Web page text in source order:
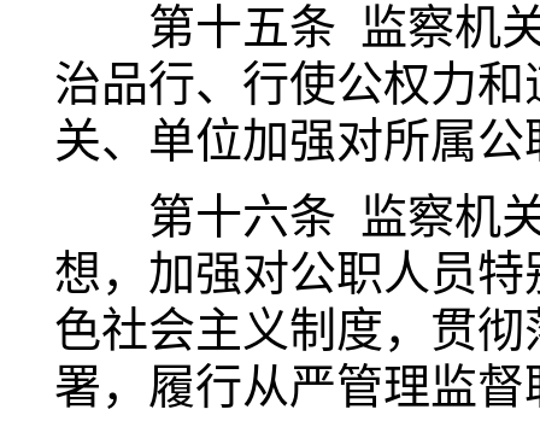
第十五条 监察机关
治品行、行使公权力
关、单位加强对所属
第十六条 监察机关
想，加强对公职人员
色社会主义制度，贯
署，履行从严管理监